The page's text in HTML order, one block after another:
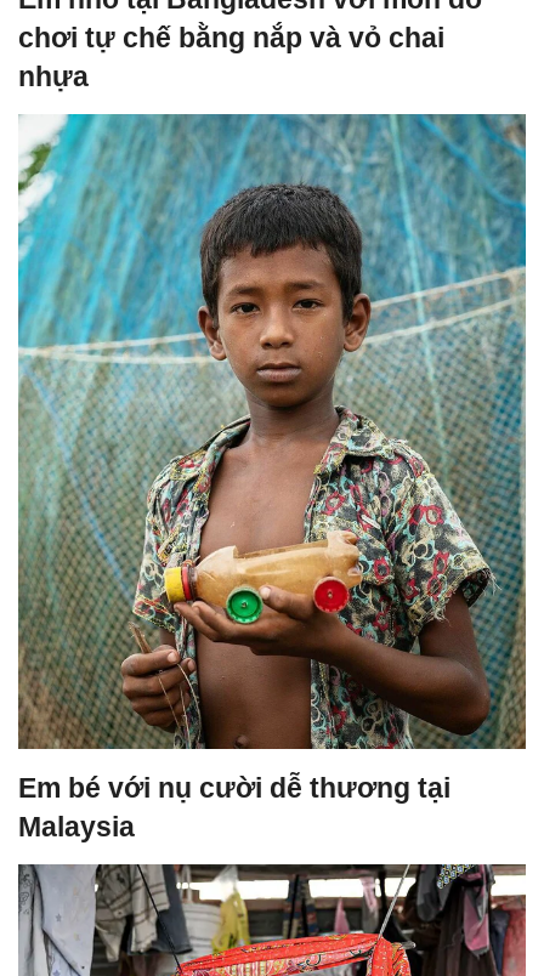
chơi tự chế bằng nắp và vỏ chai
nhựa
Em bé với nụ cười dễ thương tại
Malaysia